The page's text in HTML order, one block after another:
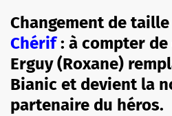
Changement de
Chérif: à compter de
Erguy (Roxane)
Bianic et devient la
partenaire du héros.